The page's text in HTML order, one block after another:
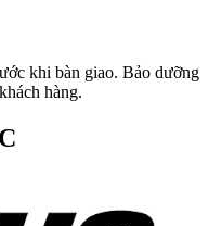
khi bàn giao. Bảo dưỡng
hàng.